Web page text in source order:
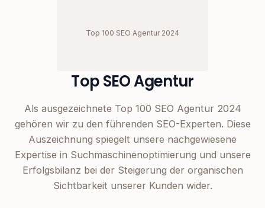
Top 100 SEO Agentur 2024
Top SEO Agentur
Als ausgezeichnete Top 100 SEO Agentur 2024
gehören wir zu den führenden SEO-Experten. Diese
Auszeichnung spiegelt unsere nachgewiesene
Expertise in Suchmaschinenoptimierung und unsere
Erfolgsbilanz bei der Steigerung der organischen
Sichtbarkeit unserer Kunden wider.